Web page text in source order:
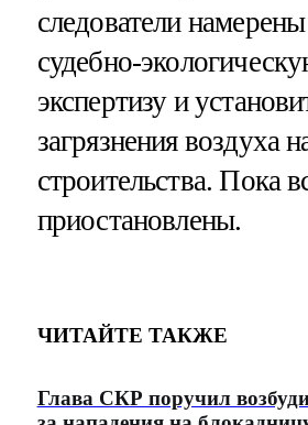
следователи
судебно-
экспертизу и
загрязнения воздуха
строительства. Пока
приостановлены.
ЧИТАЙТЕ ТАКЖЕ
Глава СКР поручил